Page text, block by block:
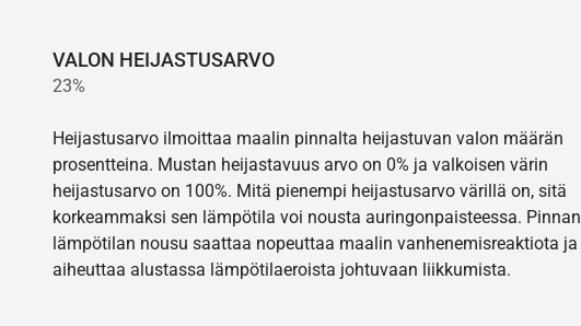
VALON HEIJASTUSARVO
23%
Heijastusarvo ilmoittaa maalin pinnalta heijastuvan valon määrän
prosentteina. Mustan heijastavuus arvo on 0% ja valkoisen värin
heijastusarvo on 100%. Mitä pienempi heijastusarvo värillä on, sitä
korkeammaksi sen lämpötila voi nousta auringonpaisteessa. Pinnan
lämpötilan nousu saattaa nopeuttaa maalin vanhenemisreaktiota ja
aiheuttaa alustassa lämpötilaeroista johtuvaan liikkumista.